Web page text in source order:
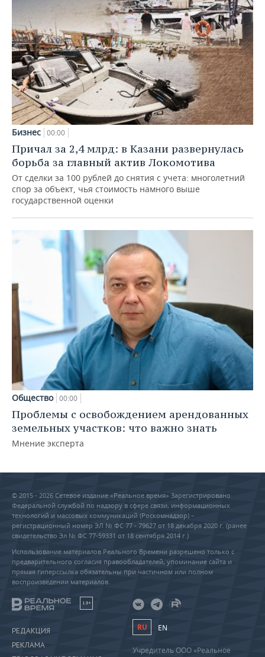
Бизнес 00:00
Причал за 2,4 млрд: в Казани развернулась
борьба за главный актив Локомотива
От сделки за 100 рублей до снятия с учета: многолетний
спор за объект, чья стоимость намного выше
государственной оценки
Общество 00:00
Проблемы с освобождением арендованных
земельных участков: что важно знать
Мнение эксперта
© 2015 - 2026 Сетевое издание «Реальное время» Зарегистрировано
Федеральной службой по надзору в сфере связи, информационных
технологий и массовых коммуникаций (Роскомнадзор) –
регистрационный номер ЭЛ № ФС 77 - 79627 от 18 декабря 2020 г. (ранее
свидетельство Эл № ФС 77-59331 от 18 сентября 2014 г.)
Использование материалов Реального Времени разрешено только с
предварительного согласия правообладателей, упоминание сайта и
прямая гиперссылка обязательны при частичном или полном
воспроизведении материалов.
18+
РЕДАКЦИЯ
РЕКЛАМА
RU EN
Учредитель ООО «Реальное